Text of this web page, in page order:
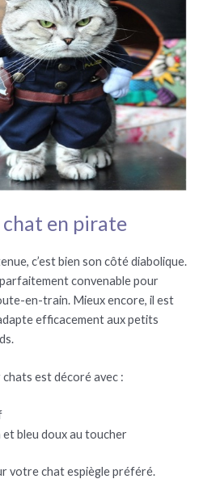
en pirate
c’est bien son côté diabolique.
convenable pour
en-train. Mieux encore, il est
efficacement aux petits
est décoré avec :
bleu doux au toucher
votre chat espiègle préféré.